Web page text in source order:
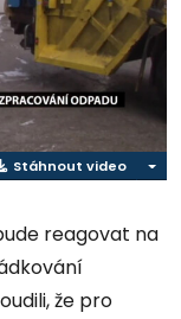
Stáhnout video
reagovat na
že pro